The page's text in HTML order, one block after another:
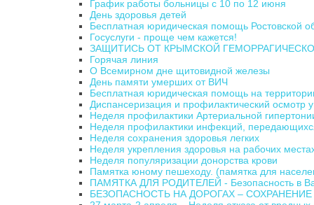
График работы больницы с 10 по 12 июня
День здоровья детей
Бесплатная юридическая помощь Ростовской
Госуслуги - проще чем кажется!
ЗАЩИТИСЬ ОТ КРЫМСКОЙ
Горячая линия
О Всемирном дне щитовидной железы
День памяти умерших от ВИЧ
Бесплатная юридическая помощь на
Диспансеризация и профилактический осмотр
Неделя профилактики Артериальной
Неделя профилактики инфекций,
Неделя сохранения здоровья легких
Неделя укрепления здоровья на рабочих
Неделя популяризации донорства крови
Памятка юному пешеходу. (памятка для
ПАМЯТКА ДЛЯ РОДИТЕЛЕЙ - Безопасность в
БЕЗОПАСНОСТЬ НА ДОРОГАХ –